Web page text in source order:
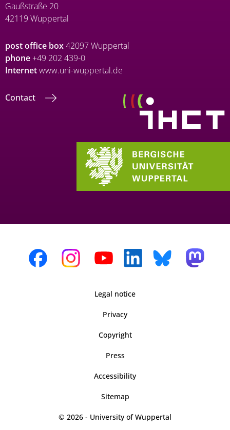
Gaußstraße 20
42119 Wuppertal
post office box42097 Wuppertal
phone+49 202 439-0
Internetwww.uni-wuppertal.de
Contact
Legal notice
Privacy
Copyright
Press
Accessibility
Sitemap
© 2026 - University of Wuppertal